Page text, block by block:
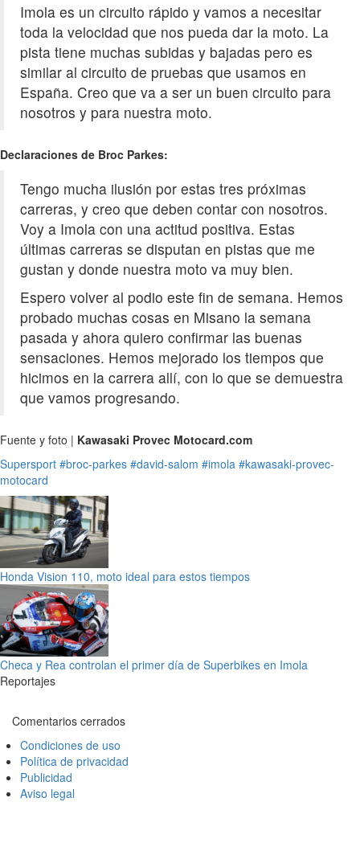
Imola es un circuito rápido y vamos a necesitar
toda la velocidad que nos pueda dar la moto. La
pista tiene muchas subidas y bajadas pero es
similar al circuito de pruebas que usamos en
España. Creo que va a ser un buen circuito para
nosotros y para nuestra moto.
Declaraciones de Broc Parkes:
Tengo mucha ilusión por estas tres próximas
carreras, y creo que deben contar con nosotros.
Voy a Imola con una actitud positiva. Estas
últimas carreras se disputan en pistas que me
gustan y donde nuestra moto va muy bien.
Espero volver al podio este fin de semana. Hemos
probado muchas cosas en Misano la semana
pasada y ahora quiero confirmar las buenas
sensaciones. Hemos mejorado los tiempos que
hicimos en la carrera allí, con lo que se demuestra
que vamos progresando.
Fuente y foto | Kawasaki Provec Motocard.com
Supersport #broc-parkes #david-salom #imola #kawasaki-provec-
motocard
Honda Vision 110, moto ideal para estos tiempos
Checa y Rea controlan el primer día de Superbikes en Imola
Reportajes
Comentarios cerrados
Condiciones de uso
Política de privacidad
Publicidad
Aviso legal